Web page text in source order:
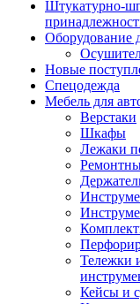
Штукатурно-
Оборудование
Новые
Спецодежда
Мебель для
Верстаки
Шкафы
Лежаки
Тележки
Кейсы и